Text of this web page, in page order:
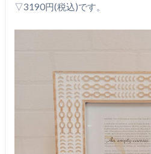
▽3190円(税込)です。